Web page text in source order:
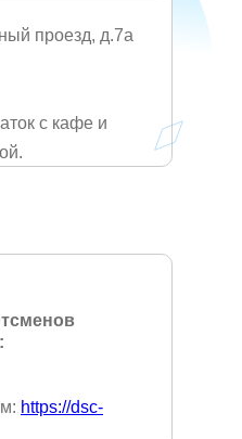
проезд, д.7а
с кафе и
https://dsc-